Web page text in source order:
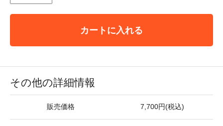
カートに入れる
その他の詳細情報
販売価格 7,700円(税込)